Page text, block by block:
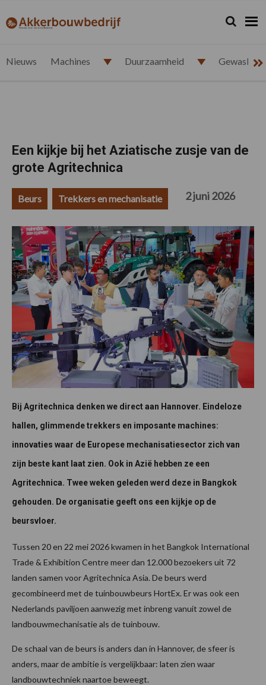
de
de
de
de
akkerbouwbedrijf.nl Zoeken...
Zoek
Nieuws Machines Duurzaamheid
Een kijkje bij het Aziatische zusje van de
grote Agritechnica
Beurs Trekkers en mechanisatie 2 juni 2026
Bij Agritechnica denken we direct aan Hannover. Eindeloze
hallen, glimmende trekkers en imposante machines:
innovaties waar de Europese mechanisatiesector zich van
zijn beste kant laat zien. Ook in Azië hebben ze een
Agritechnica. Twee weken geleden werd deze in Bangkok
gehouden. De organisatie geeft ons een kijkje op de
beursvloer.
Tussen 20 en 22 mei 2026 kwamen in het Bangkok International
Trade & Exhibition Centre meer dan 12.000 bezoekers uit 72
landen samen voor Agritechnica Asia. De beurs werd
gecombineerd met de tuinbouwbeurs HortEx. Er was ook een
Nederlands paviljoen aanwezig met inbreng vanuit zowel de
landbouwmechanisatie als de tuinbouw.
De schaal van de beurs is anders dan in Hannover, de sfeer is
anders, maar de ambitie is vergelijkbaar: laten zien waar
landbouwtechniek naartoe beweegt.